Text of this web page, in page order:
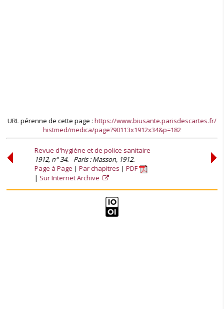
URL pérenne de cette page : https://www.biusante.parisdescartes.fr/
histmed/medica/page?90113x1912x34&p=182
Revue d'hygiène et de police sanitaire
1912, n° 34. - Paris : Masson, 1912.
Page à Page
Par chapitres
PDF
Sur Internet Archive